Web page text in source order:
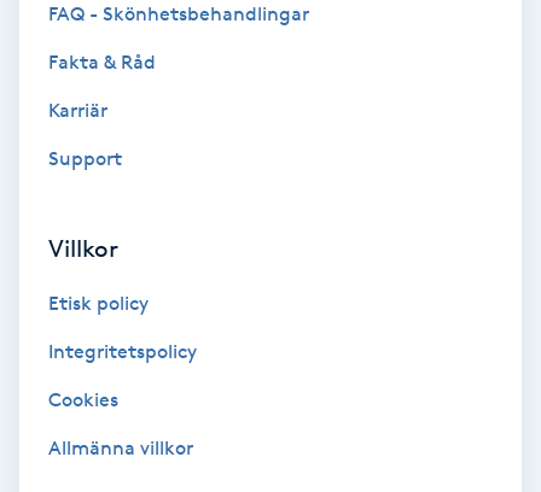
Föning
Gel naglar
Gellack med förstärkning
FAQ - Skönhetsbehandlingar
Fakta & Råd
Karriär
Support
Villkor
Etisk policy
Integritetspolicy
Cookies
Allmänna villkor